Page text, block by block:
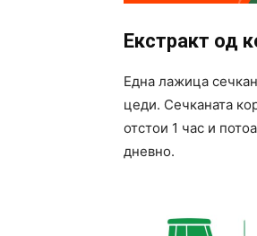
Екстракт од
Една лажица
цеди. Сечканата
отстои 1 час и
дневно.